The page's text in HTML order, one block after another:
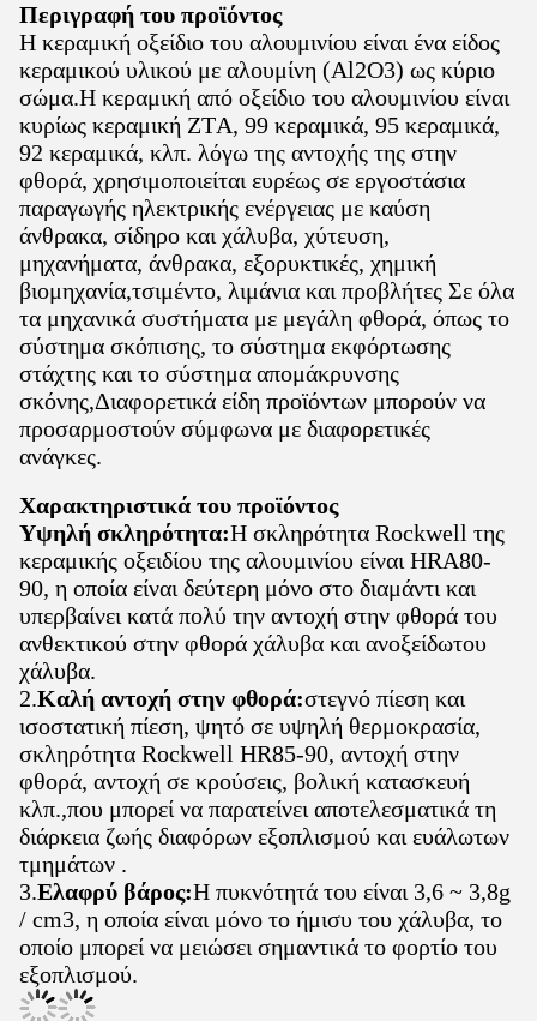
Περιγραφή του προϊόντος
Η κεραμική οξείδιο του αλουμινίου είναι ένα είδος
κεραμικού υλικού με αλουμίνη (Al2O3) ως κύριο
σώμα.Η κεραμική από οξείδιο του αλουμινίου είναι
κυρίως κεραμική ZTA, 99 κεραμικά, 95 κεραμικά,
92 κεραμικά, κλπ. λόγω της αντοχής της στην
φθορά, χρησιμοποιείται ευρέως σε εργοστάσια
παραγωγής ηλεκτρικής ενέργειας με καύση
άνθρακα, σίδηρο και χάλυβα, χύτευση,
μηχανήματα, άνθρακα, εξορυκτικές, χημική
βιομηχανία,τσιμέντο, λιμάνια και προβλήτες Σε όλα
τα μηχανικά συστήματα με μεγάλη φθορά, όπως το
σύστημα σκόπισης, το σύστημα εκφόρτωσης
στάχτης και το σύστημα απομάκρυνσης
σκόνης,Διαφορετικά είδη προϊόντων μπορούν να
προσαρμοστούν σύμφωνα με διαφορετικές
ανάγκες.
Χαρακτηριστικά του προϊόντος
Υψηλή σκληρότητα:Η σκληρότητα Rockwell της
κεραμικής οξειδίου της αλουμινίου είναι HRA80-
90, η οποία είναι δεύτερη μόνο στο διαμάντι και
υπερβαίνει κατά πολύ την αντοχή στην φθορά του
ανθεκτικού στην φθορά χάλυβα και ανοξείδωτου
χάλυβα.
2.Καλή αντοχή στην φθορά:στεγνό πίεση και
ισοστατική πίεση, ψητό σε υψηλή θερμοκρασία,
σκληρότητα Rockwell HR85-90, αντοχή στην
φθορά, αντοχή σε κρούσεις, βολική κατασκευή
κλπ.,που μπορεί να παρατείνει αποτελεσματικά τη
διάρκεια ζωής διαφόρων εξοπλισμού και ευάλωτων
τμημάτων .
3.Ελαφρύ βάρος:Η πυκνότητά του είναι 3,6 ~ 3,8g
/ cm3, η οποία είναι μόνο το ήμισυ του χάλυβα, το
οποίο μπορεί να μειώσει σημαντικά το φορτίο του
εξοπλισμού.